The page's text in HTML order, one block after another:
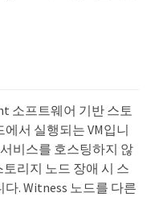
소프트웨어 기반 스토
서 실행되는 VM입니
비스를 호스팅하지 않
리지 노드 장애 시 스
. Witness 노드를 다른